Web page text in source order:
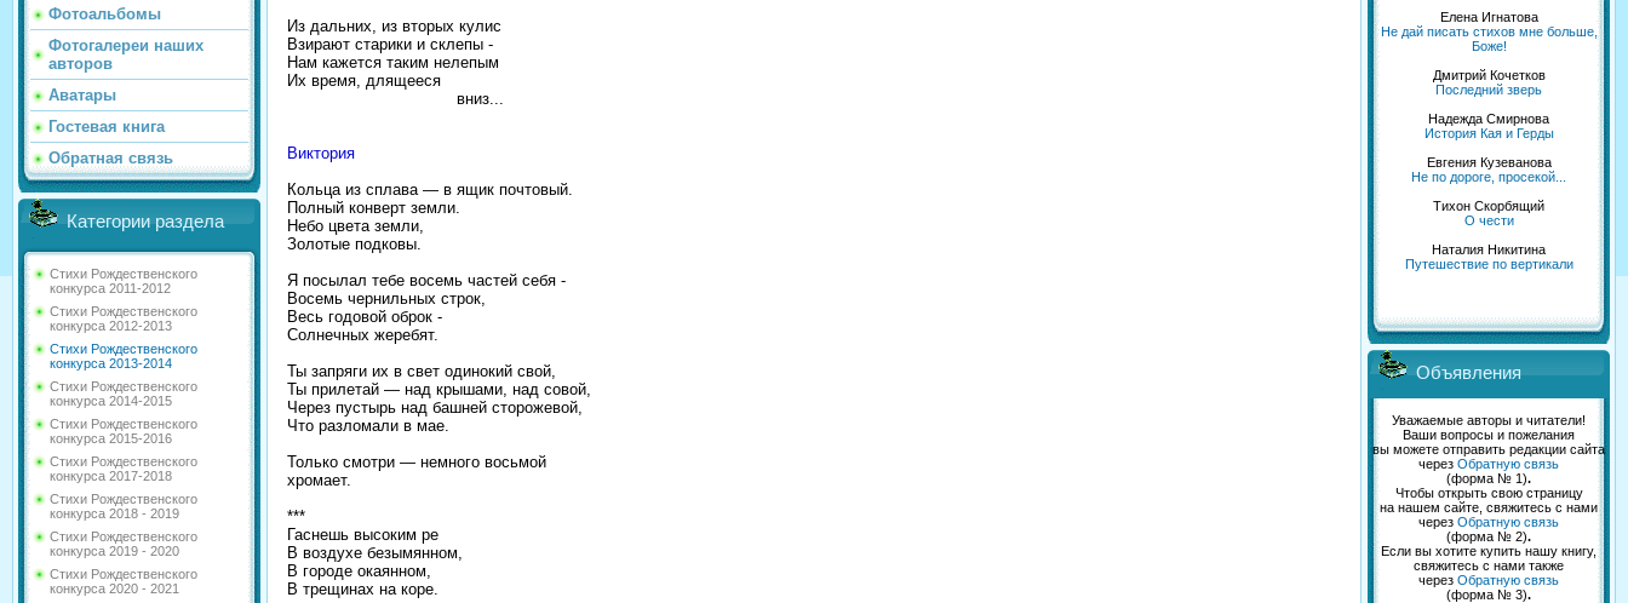
Фотоальбомы
Фотогалереи наших
авторов
Аватары
Гостевая книга
Обратная связь
Категории раздела
Стихи Рождественского
конкурса 2011-2012
Стихи Рождественского
конкурса 2012-2013
Стихи Рождественского
конкурса 2013-2014
Стихи Рождественского
конкурса 2014-2015
Стихи Рождественского
конкурса 2015-2016
Стихи Рождественского
конкурса 2017-2018
Стихи Рождественского
конкурса 2018 - 2019
Стихи Рождественского
конкурса 2019 - 2020
Стихи Рождественского
конкурса 2020 - 2021
Из дальних, из вторых кулис
Взирают старики и склепы -
Нам кажется таким нелепым
Их время, длящееся
вниз...
Виктория
Кольца из сплава ― в ящик почтовый.
Полный конверт земли.
Небо цвета земли,
Золотые подковы.
Я посылал тебе восемь частей себя -
Восемь чернильных строк,
Весь годовой оброк -
Солнечных жеребят.
Ты запряги их в свет одинокий свой,
Ты прилетай ― над крышами, над совой,
Через пустырь над башней сторожевой,
Что разломали в мае.
Только смотри ― немного восьмой
хромает.
***
Гаснешь высоким ре
В воздухе безымянном,
В городе окаянном,
В трещинах на коре.
Елена Игнатова
Не дай писать стихов мне больше,
Боже!
Дмитрий Кочетков
Последний зверь
Надежда Смирнова
История Кая и Герды
Евгения Кузеванова
Не по дороге, просекой...
Тихон Скорбящий
О чести
Наталия Никитина
Путешествие по вертикали
Объявления
Уважаемые авторы и читатели!
Ваши вопросы и пожелания
вы можете отправить редакции сайта
через Обратную связь
(форма № 1).
Чтобы открыть свою страницу
на нашем сайте, свяжитесь с нами
через Обратную связь
(форма № 2).
Если вы хотите купить нашу книгу,
свяжитесь с нами также
через Обратную связь
(форма № 3).